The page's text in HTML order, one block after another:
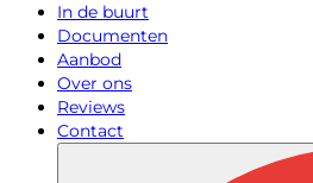
In de buurt
Documenten
Aanbod
Over ons
Reviews
Contact